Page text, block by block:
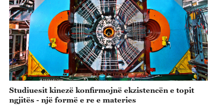
Studiuesit kinezë konfirmojnë ekzistencën e topit
ngjitës - një formë e re e materies